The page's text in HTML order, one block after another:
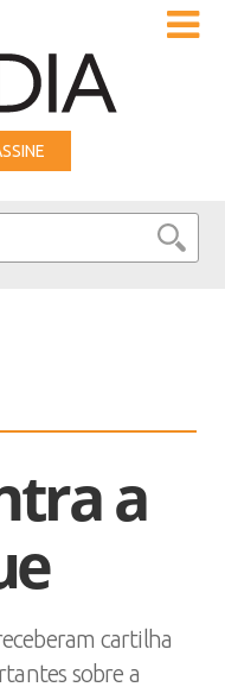
a
cartilha
sobre a